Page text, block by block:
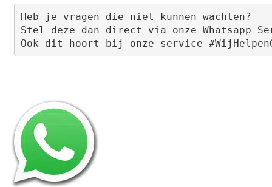
Heb je vragen die niet kunnen wachten?
Stel deze dan direct via onze Whatsapp
Ook dit hoort bij onze service